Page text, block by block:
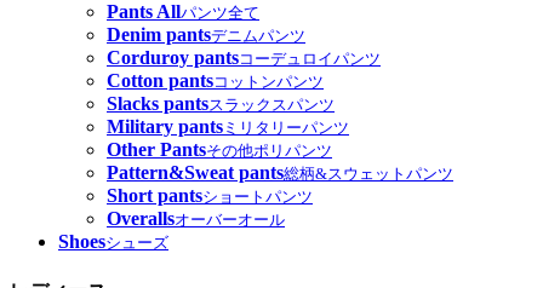
Pants Allパンツ全て
Denim pantsデニムパンツ
Corduroy pantsコーデュロイパンツ
Cotton pantsコットンパンツ
Slacks pantsスラックスパンツ
Military pants ミリタリーパンツ
Other Pantsその他ポリパンツ
Pattern&Sweat pants総柄&スウェットパンツ
Short pantsショートパンツ
Overallsオーバーオール
Shoesシューズ